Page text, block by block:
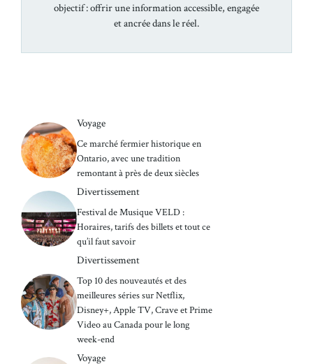
objectif : offrir une information accessible, engagée
et ancrée dans le réel.
Voyage
Ce marché fermier historique en
Ontario, avec une tradition
remontant à près de deux siècles
Divertissement
Festival de Musique VELD :
Horaires, tarifs des billets et tout ce
qu’il faut savoir
Divertissement
Top 10 des nouveautés et des
meilleures séries sur Netflix,
Disney+, Apple TV, Crave et Prime
Video au Canada pour le long
week-end
Voyage